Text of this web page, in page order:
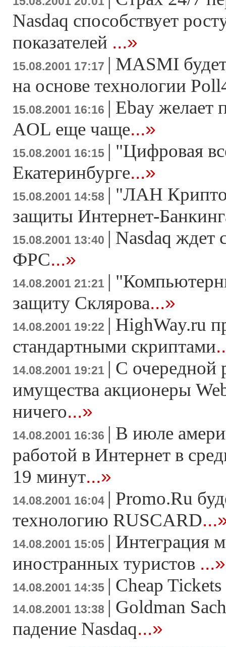
Nasdaq способствует
показателей ...»
15.08.2001 17:17 | MASMI
на основе технологии
15.08.2001 16:16 | Ebay желает
AOL еще чаще...»
15.08.2001 16:15 | "Цифровая
Екатеринбурге...»
15.08.2001 14:58 | "ЛАН
защиты Интернет-
15.08.2001 13:40 | Nasdaq ждет
ФРС...»
14.08.2001 21:21 |
защиту Склярова...»
14.08.2001 19:22 | HighWay.ru
стандартными скриптами
14.08.2001 19:21 | С очередной
имущества акционеры
ничего...»
14.08.2001 16:36 | В июле
работой в Интернет в
19 минут...»
14.08.2001 16:04 | Promo.Ru
технологию RUSCARD
14.08.2001 15:05 | Интеграция
иностранных туристов ...»
14.08.2001 14:35 | Cheap
14.08.2001 13:38 | Goldman
падение Nasdaq...»